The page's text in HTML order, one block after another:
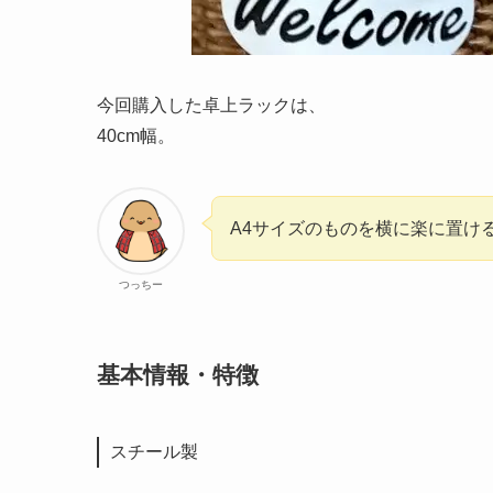
今回購入した卓上ラックは、
40cm幅。
つっちー
A4サイズのものを横に楽に置け
基本情報・特徴
スチール製